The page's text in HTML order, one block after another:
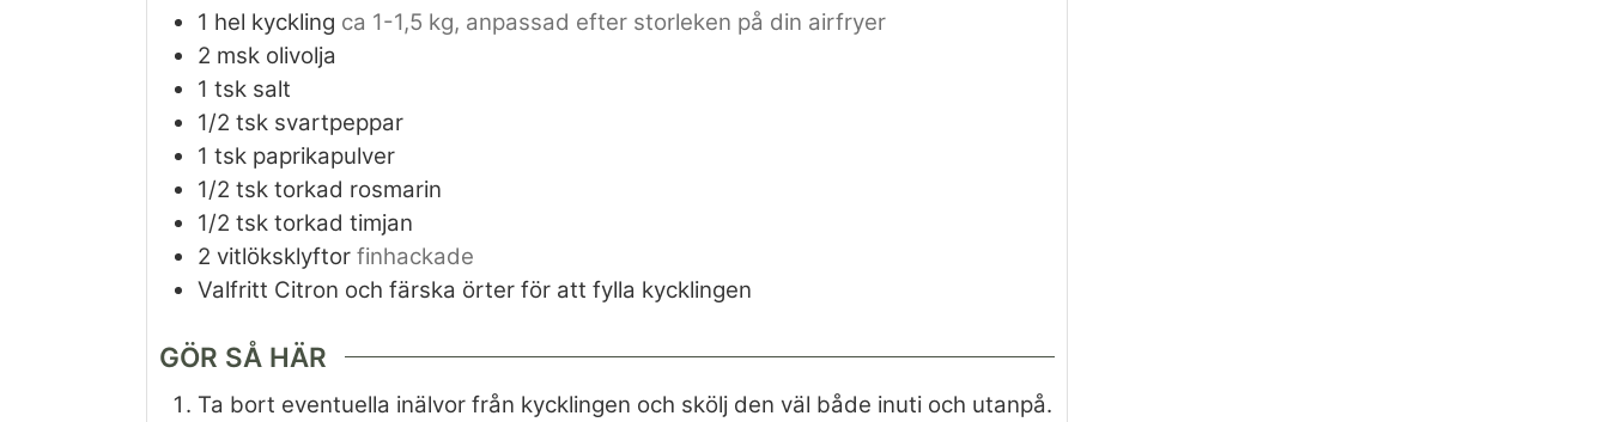
1 hel kyckling ca 1-1,5 kg, anpassad efter storleken på din airfryer
2 msk olivolja
1 tsk salt
1/2 tsk svartpeppar
1 tsk paprikapulver
1/2 tsk torkad rosmarin
1/2 tsk torkad timjan
2 vitlöksklyftor finhackade
Valfritt Citron och färska örter för att fylla kycklingen
GÖR SÅ HÄR
Ta bort eventuella inälvor från kycklingen och skölj den väl både inuti och utanpå.